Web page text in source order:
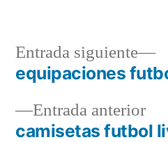
Navegación
deEntrada anterior
camisetas futbol
Entrada siguiente
equipaciones